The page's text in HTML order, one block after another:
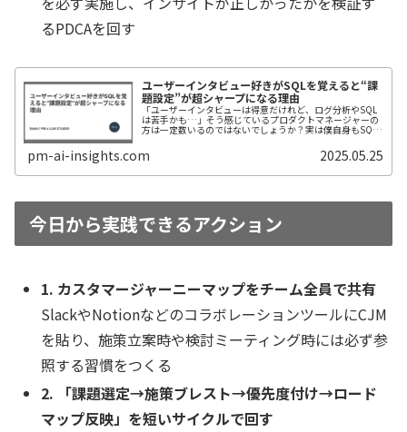
るPDCAを回す
ユーザーインタビュー好きがSQLを覚えると“課
題設定”が超シャープになる理由
「ユーザーインタビューは得意だけれど、ログ分析やSQL
は苦手かも…」そう感じているプロダクトマネージャーの
方は一定数いるのではないでしょうか？実は僕自身もSQL
pm-ai-insights.com 2025.05.25
今日から実践できるアクション
1. カスタマージャーニーマップをチーム全員で共有
SlackやNotionなどのコラボレーションツールにCJM
を貼り、施策立案時や検討ミーティング時には必ず参
照する習慣をつくる
2. 「課題選定→施策ブレスト→優先度付け→ロード
マップ反映」を短いサイクルで回す